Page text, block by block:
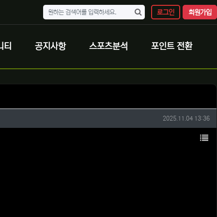
로그인 회원가입
티 공지사항 스포츠분석 포인트 전환
작성일
2025.11.04 13:36
목